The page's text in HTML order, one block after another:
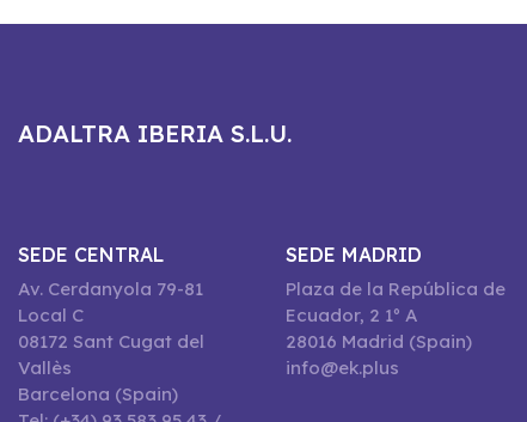
ADALTRA IBERIA S.L.U.
SEDE CENTRAL
Av. Cerdanyola 79-81
Local C
08172 Sant Cugat del
Vallès
Barcelona (Spain)
SEDE MADRID
Plaza de la República de
Ecuador, 2 1º A
28016 Madrid (Spain)
info@ek.plus